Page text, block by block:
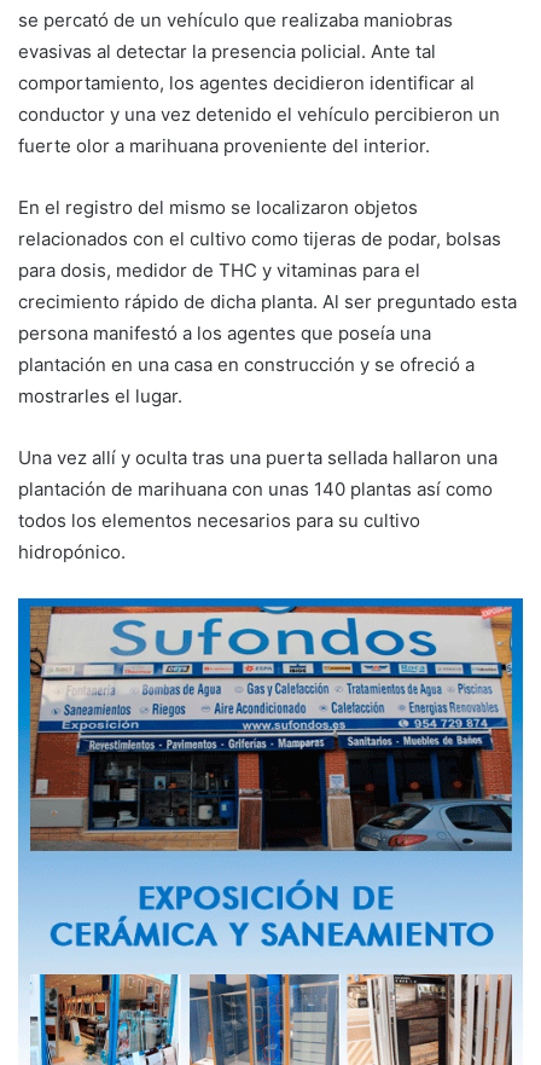
se percató de un vehículo que realizaba maniobras
evasivas al detectar la presencia policial. Ante tal
comportamiento, los agentes decidieron identificar al
conductor y una vez detenido el vehículo percibieron un
fuerte olor a marihuana proveniente del interior.
En el registro del mismo se localizaron objetos
relacionados con el cultivo como tijeras de podar, bolsas
para dosis, medidor de THC y vitaminas para el
crecimiento rápido de dicha planta. Al ser preguntado esta
persona manifestó a los agentes que poseía una
plantación en una casa en construcción y se ofreció a
mostrarles el lugar.
Una vez allí y oculta tras una puerta sellada hallaron una
plantación de marihuana con unas 140 plantas así como
todos los elementos necesarios para su cultivo
hidropónico.